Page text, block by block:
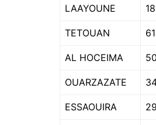
LAAYOUNE
TETOUAN
AL HOCEIMA
OUARZAZATE
ESSAOUIRA